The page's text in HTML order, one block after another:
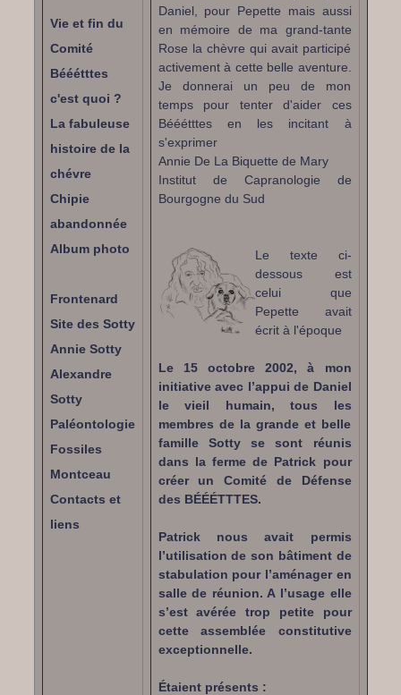
Vie et fin du
Comité
Bééétttes
c'est quoi ?
La fabuleuse
histoire de la
chévre
Chipie
abandonnée
Album photo
Frontenard
Site des Sotty
Annie Sotty
Alexandre
Sotty
Paléontologie
Fossiles
Montceau
Contacts et
liens
Daniel, pour Pepette mais aussi
en mémoire de ma grand-tante
Rose la chèvre qui avait participé
activement à cette belle aventure.
Je donnerai un peu de mon
temps pour tenter d'aider ces
Bééétttes en les incitant à
s'exprimer
Annie De La Biquette de Mary
Institut de Capranologie de
Bourgogne du Sud
Le texte ci-
dessous est
celui que
Pepette avait
écrit à l'époque
Le 15 octobre 2002, à mon
initiative avec l’appui de Daniel
le vieil humain, tous les
membres de la grande et belle
famille Sotty se sont réunis
dans la ferme de Patrick pour
créer un Comité de Défense
des BÉÉÉTTTES.
Patrick nous avait permis
l’utilisation de son bâtiment de
stabulation pour l’aménager en
salle de réunion. A l’usage elle
s’est avérée trop petite pour
cette assemblée constitutive
exceptionnelle.
Étaient présents :